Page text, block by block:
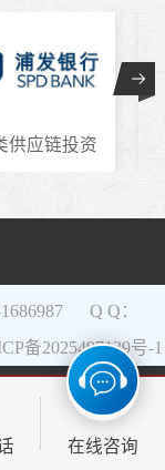
供应链投资
Q Q：
备2025497139号-1
在线咨询